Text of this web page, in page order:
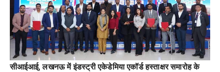
सीआईआई, लखनऊ में इंडस्ट्री एकेडेमिया एकॉर्ड हस्ताक्षर समारोह के